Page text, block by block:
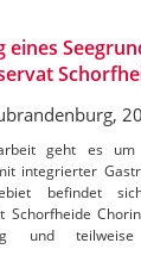
eines
geht es um
integrierter
befindet
Schorfheide
und